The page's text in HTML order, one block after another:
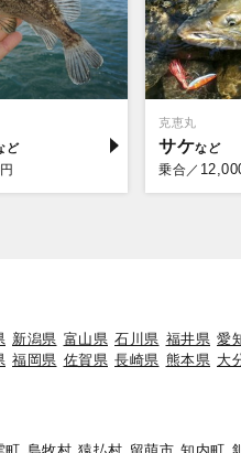
円
克恵丸
サケ
乗合／
新潟県 富山県 石川県 福井県 愛
福岡県 佐賀県 長崎県 熊本県 大